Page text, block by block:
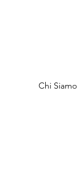
Chi Siamo